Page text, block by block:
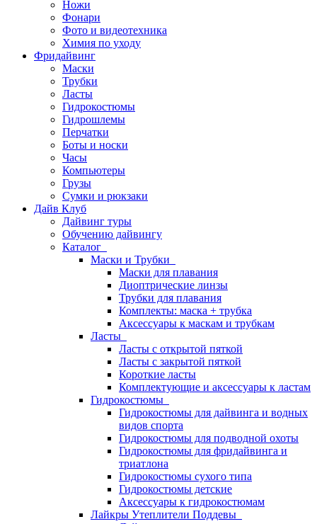
Ножи
Фонари
Фото и видеотехника
Химия по уходу
Фридайвинг
Маски
Трубки
Ласты
Гидрокостюмы
Гидрошлемы
Перчатки
Боты и носки
Часы
Компьютеры
Грузы
Сумки и рюкзаки
Дайв Клуб
Дайвинг туры
Обучению дайвингу
Каталог
Маски и Трубки
Маски для плавания
Диоптрические линзы
Трубки для плавания
Комплекты: маска + трубка
Аксессуары к маскам и трубкам
Ласты
Ласты с открытой пяткой
Ласты с закрытой пяткой
Короткие ласты
Комплектующие и аксессуары к ластам
Гидрокостюмы
Гидрокостюмы для дайвинга и водных
видов спорта
Гидрокостюмы для подводной охоты
Гидрокостюмы для фридайвинга и
триатлона
Гидрокостюмы сухого типа
Гидрокостюмы детские
Аксессуары к гидрокостюмам
Лайкры Утеплители Поддевы